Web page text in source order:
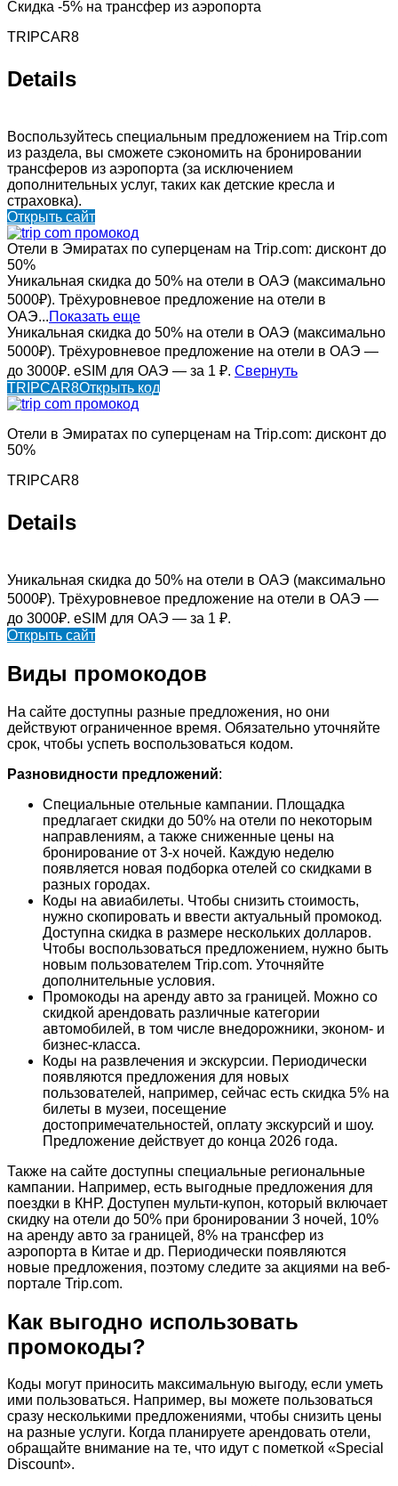
Скидка -5% на трансфер из аэропорта
TRIPCAR8
Details
Воспользуйтесь специальным предложением на Trip.com
из раздела, вы сможете сэкономить на бронировании
трансферов из аэропорта (за исключением
дополнительных услуг, таких как детские кресла и
страховка).
Открыть сайт
Отели в Эмиратах по суперценам на Trip.com: дисконт до
50%
Уникальная скидка до 50% на отели в ОАЭ (максимально
5000₽). Трёхуровневое предложение на отели в
ОАЭ...Показать еще
Уникальная скидка до 50% на отели в ОАЭ (максимально
5000₽). Трёхуровневое предложение на отели в ОАЭ —
до 3000₽. eSIM для ОАЭ — за 1 ₽. Свернуть
TRIPCAR8Открыть код
Отели в Эмиратах по суперценам на Trip.com: дисконт до
50%
TRIPCAR8
Details
Уникальная скидка до 50% на отели в ОАЭ (максимально
5000₽). Трёхуровневое предложение на отели в ОАЭ —
до 3000₽. eSIM для ОАЭ — за 1 ₽.
Открыть сайт
Виды промокодов
На сайте доступны разные предложения, но они
действуют ограниченное время. Обязательно уточняйте
срок, чтобы успеть воспользоваться кодом.
Разновидности предложений:
Специальные отельные кампании. Площадка
предлагает скидки до 50% на отели по некоторым
направлениям, а также сниженные цены на
бронирование от 3-х ночей. Каждую неделю
появляется новая подборка отелей со скидками в
разных городах.
Коды на авиабилеты. Чтобы снизить стоимость,
нужно скопировать и ввести актуальный промокод.
Доступна скидка в размере нескольких долларов.
Чтобы воспользоваться предложением, нужно быть
новым пользователем Trip.com. Уточняйте
дополнительные условия.
Промокоды на аренду авто за границей. Можно со
скидкой арендовать различные категории
автомобилей, в том числе внедорожники, эконом- и
бизнес-класса.
Коды на развлечения и экскурсии. Периодически
появляются предложения для новых
пользователей, например, сейчас есть скидка 5% на
билеты в музеи, посещение
достопримечательностей, оплату экскурсий и шоу.
Предложение действует до конца 2026 года.
Также на сайте доступны специальные региональные
кампании. Например, есть выгодные предложения для
поездки в КНР. Доступен мульти-купон, который включает
скидку на отели до 50% при бронировании 3 ночей, 10%
на аренду авто за границей, 8% на трансфер из
аэропорта в Китае и др. Периодически появляются
новые предложения, поэтому следите за акциями на веб-
портале Trip.com.
Как выгодно использовать
промокоды?
Коды могут приносить максимальную выгоду, если уметь
ими пользоваться. Например, вы можете пользоваться
сразу несколькими предложениями, чтобы снизить цены
на разные услуги. Когда планируете арендовать отели,
обращайте внимание на те, что идут с пометкой «Special
Discount».